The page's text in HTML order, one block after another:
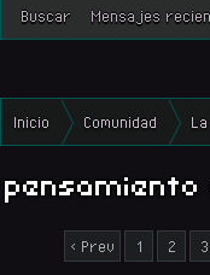
Buscar Mensajes
Inicio Comunidad
pensamiento
< Prev 1 2 3